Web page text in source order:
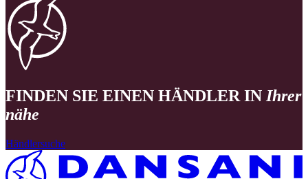
FINDEN SIE EINEN HÄNDLER IN Ihrer
nähe
Händlersuche